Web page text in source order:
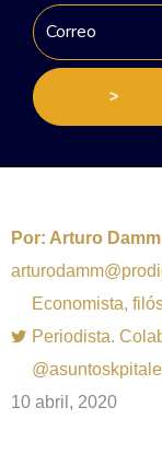
>
Por: Arturo Damm
Economista,
Periodista.
10 abril, 2020